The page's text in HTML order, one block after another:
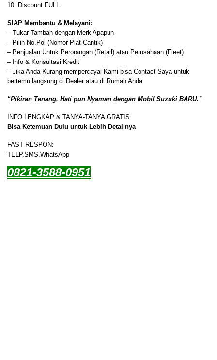
10. Discount FULL
SIAP Membantu & Melayani:
– Tukar Tambah dengan Merk Apapun
– Pilih No.Pol (Nomor Plat Cantik)
– Penjualan Untuk Perorangan (Retail) atau Perusahaan (Fleet)
– Info & Konsultasi Kredit
– Jika Anda Kurang mempercayai Kami bisa Contact Saya untuk
bertemu langsung di Dealer atau di Rumah Anda
“Pikiran Tenang, Hati pun Nyaman dengan Mobil Suzuki BARU.”
INFO LENGKAP & TANYA-TANYA GRATIS
Bisa Ketemuan Dulu untuk Lebih Detailnya
FAST RESPON:
TELP.SMS.WhatsApp
0821-3588-0951